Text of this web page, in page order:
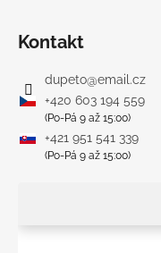
Kontakt
dupeto@email.cz
+420 603 194 559
(Po-Pá 9 až 15:00)
+421 951 541 339
(Po-Pá 9 až 15:00)